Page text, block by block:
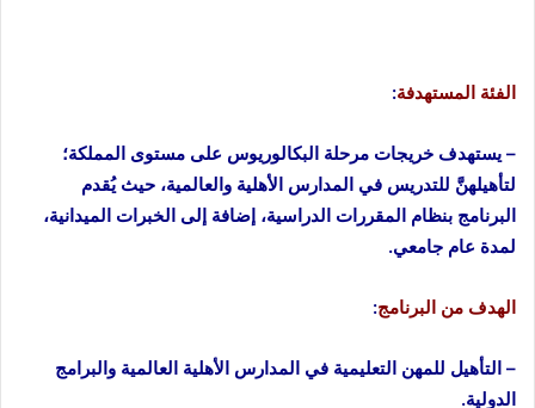
الفئة المستهدفة:
– يستهدف خريجات مرحلة البكالوريوس على مستوى المملكة؛
لتأهيلهنَّ للتدريس في المدارس الأهلية والعالمية، حيث يُقدم
البرنامج بنظام المقررات الدراسية، إضافة إلى الخبرات الميدانية،
لمدة عام جامعي.
الهدف من البرنامج:
– التأهيل للمهن التعليمية في المدارس الأهلية العالمية والبرامج
الدولية.